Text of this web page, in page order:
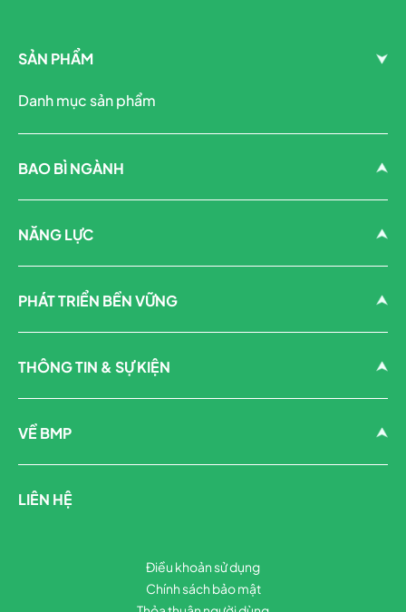
SẢN PHẨM
Danh mục sản phẩm
BAO BÌ NGÀNH
NĂNG LỰC
PHÁT TRIỂN BỀN VỮNG
THÔNG TIN & SỰ KIỆN
VỀ BMP
LIÊN HỆ
Điều khoản sử dụng
Chính sách bảo mật